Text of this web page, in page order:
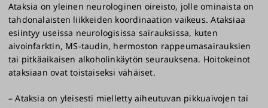
Ataksia on yleinen neurologinen oireisto, jolle ominaista on
tahdonalaisten liikkeiden koordinaation vaikeus. Ataksiaa
esiintyy useissa neurologisissa sairauksissa, kuten
aivoinfarktin, MS-taudin, hermoston rappeumasairauksien
tai pitkäaikaisen alkoholinkäytön seurauksena. Hoitokeinot
ataksiaan ovat toistaiseksi vähäiset.
– Ataksia on yleisesti mielletty aiheutuvan pikkuaivojen tai